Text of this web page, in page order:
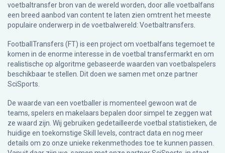
voetbaltransfer bron van de wereld worden, door alle voetbalfans
een breed aanbod van content te laten zien omtrent het meeste
populaire onderwerp in de voetbalwereld: Voetbaltransfers.
FootballTransfers (FT) is een project om voetbalfans tegemoet te
komen in de enorme interesse in de voetbal transfermarkt en om
realistische op algoritme gebaseerde waarden van voetbalspelers
beschikbaar te stellen. Dit doen we samen met onze partner
SciSports
De waarde van een voetballer is momenteel gewoon wat de
teams, spelers en makelaars bepalen door simpel te zeggen wat
ze waard zijn. Wij gebruiken gedetailleerde voetbal statistieken, de
huidige en toekomstige Skill levels, contract data en nog meer
details om zo onze unieke rekenmethodes toe te kunnen passen.